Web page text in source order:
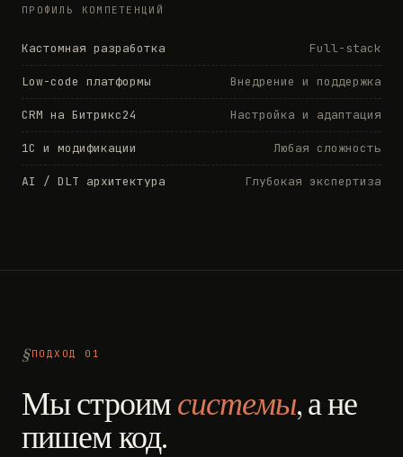
ПРОФИЛЬ КОМПЕТЕНЦИЙ
Кастомная разработка Full-stack
Low-code платформы Внедрение и поддержка
CRM на Битрикс24 Настройка и адаптация
1С и модификации Любая сложность
AI / DLT архитектура Глубокая экспертиза
ПОДХОД 01
Мы строимсистемы, а не
пишем код.